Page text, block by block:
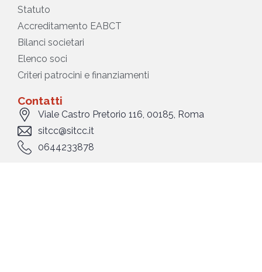
Statuto
Accreditamento EABCT
Bilanci societari
Elenco soci
Criteri patrocini e finanziamenti
Contatti
Viale Castro Pretorio 116, 00185, Roma
sitcc@sitcc.it
0644233878